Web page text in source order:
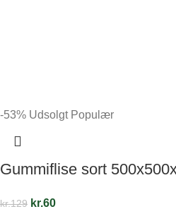
-53% Udsolgt Populær
Gummiflise sort
kr.129 kr.60